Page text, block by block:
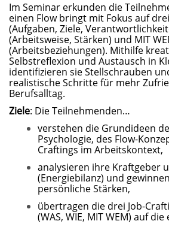
Im Seminar erkunden die
einen Flow bringt mit Fokus auf
(Aufgaben, Ziele,
(Arbeitsweise, Stärken) und MIT
(Arbeitsbeziehungen). Mithilfe
Selbstreflexion und Austausch in
identifizieren sie Stellschrauben
realistische Schritte für mehr
Berufsalltag.
Ziele: Die Teilnehmenden…
verstehen die Grundideen
Psychologie, des Flow-
Craftings im Arbeitskontext,
analysieren ihre Kraftgeber
(Energiebilanz) und
persönliche Stärken,
übertragen die drei Job-
(WAS, WIE, MIT WEM) auf